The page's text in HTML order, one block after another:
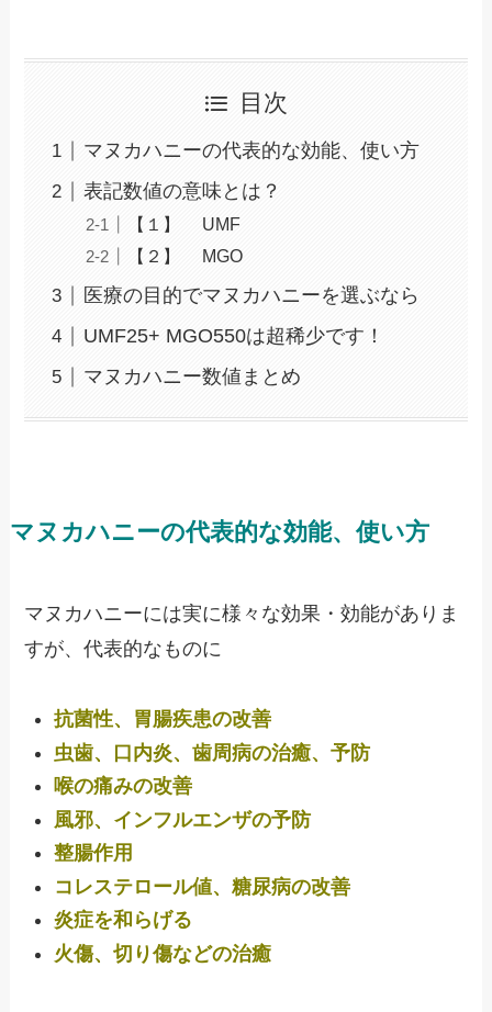
目次
マヌカハニーの代表的な効能、使い方
表記数値の意味とは？
【１】 UMF
【２】 MGO
医療の目的でマヌカハニーを選ぶなら
UMF25+ MGO550は超稀少です！
マヌカハニー数値まとめ
マヌカハニーの代表的な効能、使い方
マヌカハニーには実に様々な効果・効能がありま
すが、代表的なものに
抗菌性、胃腸疾患の改善
虫歯、口内炎、歯周病の治癒、予防
喉の痛みの改善
風邪、インフルエンザの予防
整腸作用
コレステロール値、糖尿病の改善
炎症を和らげる
火傷、切り傷などの治癒